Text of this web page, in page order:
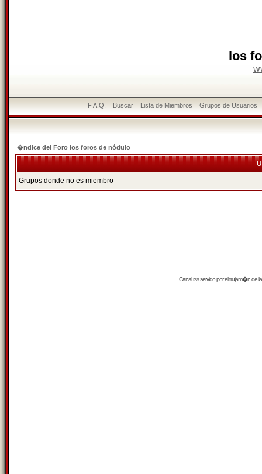
los
F.A.Q. Buscar Lista de Miembros Grupos de Usuarios
�ndice del Foro los foros de nódulo
Grupos donde no es miembro
Canalrssservido por eltrujam�nde